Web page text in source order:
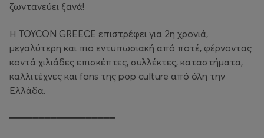
ζωντανεύει ξανά!
Η TOYCON GREECE επιστρέφει για 2η χρονιά,
μεγαλύτερη και πιο εντυπωσιακή από ποτέ, φέρνοντας
κοντά χιλιάδες επισκέπτες, συλλέκτες, καταστήματα,
καλλιτέχνες και fans της pop culture από όλη την
Ελλάδα.
━━━━━━━━━━━━━━━━━━